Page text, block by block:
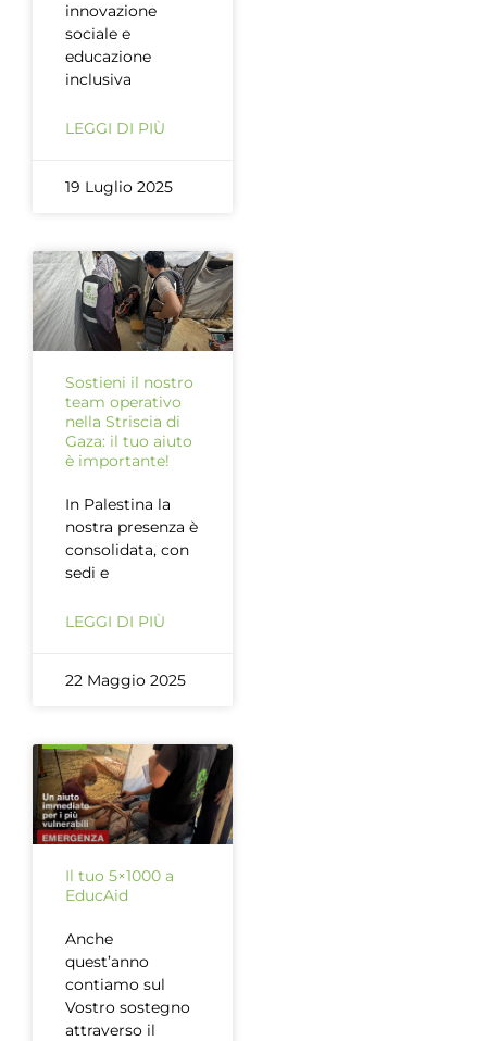
innovazione
sociale e
educazione
inclusiva
LEGGI DI PIÙ
19 Luglio 2025
Sostieni il nostro
team operativo
nella Striscia di
Gaza: il tuo aiuto
è importante!
In Palestina la
nostra presenza è
consolidata, con
sedi e
LEGGI DI PIÙ
22 Maggio 2025
Il tuo 5×1000 a
EducAid
Anche
quest’anno
contiamo sul
Vostro sostegno
attraverso il